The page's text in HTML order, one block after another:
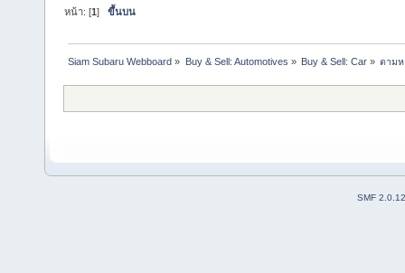
หน้า: [1]ขึ้นบน
Siam Subaru Webboard » Buy & Sell: Automotives » Buy & Sell: Car» ตามห
SMF 2.0.12